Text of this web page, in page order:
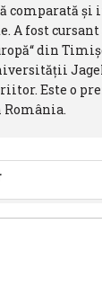
comparată
A fost
din
Este o